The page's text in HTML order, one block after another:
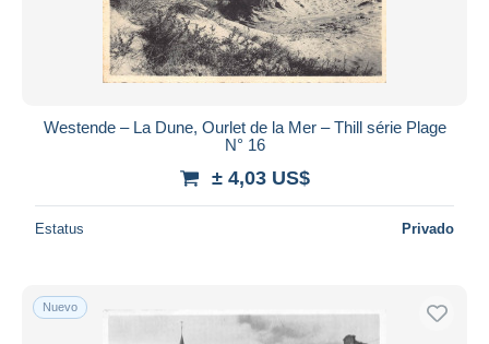
Westende – La Dune, Ourlet de la Mer – Thill série Plage
N° 16
± 4,03 US$
Estatus Privado
Nuevo